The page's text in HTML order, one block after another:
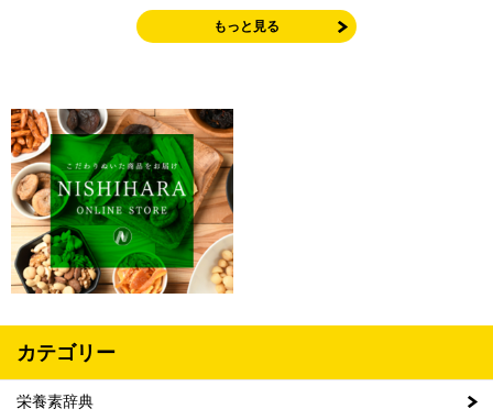
もっと見る
カテゴリー
栄養素辞典